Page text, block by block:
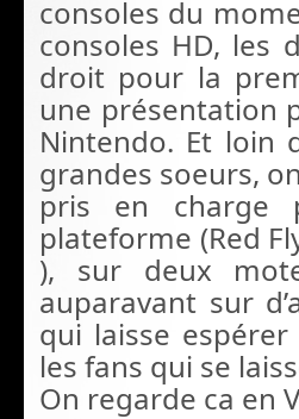
consoles du
consoles HD, les
droit pour la
une présentation
Nintendo. Et loin
grandes soeurs,
pris en charge
plateforme (Red
), sur deux
auparavant sur
qui laisse
les fans qui se
On regarde ca en